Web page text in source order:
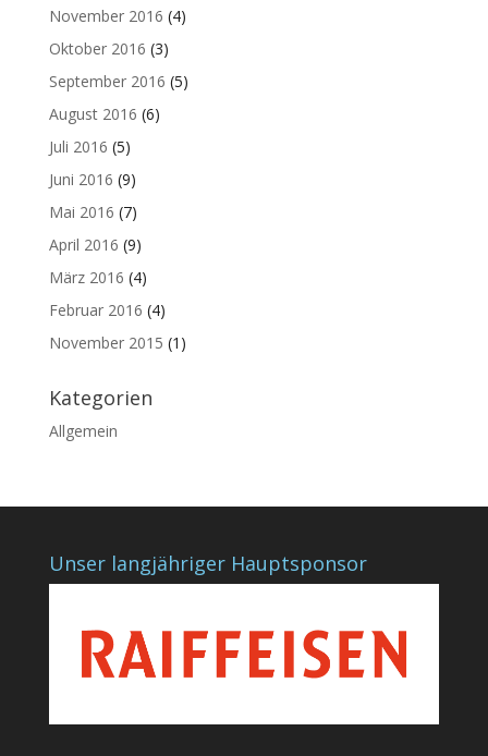
November 2016 (4)
Oktober 2016 (3)
September 2016 (5)
August 2016 (6)
Juli 2016 (5)
Juni 2016 (9)
Mai 2016 (7)
April 2016 (9)
März 2016 (4)
Februar 2016 (4)
November 2015 (1)
Kategorien
Allgemein
Unser langjähriger Hauptsponsor